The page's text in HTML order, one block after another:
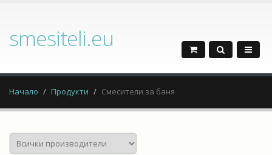
smesiteli.eu
Начало Продукти Смесители за баня